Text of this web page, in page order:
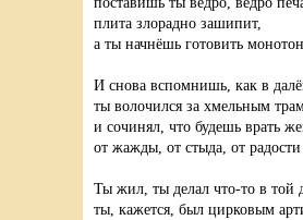
плита злорадно зашипит,
а ты начнёшь готовить
И снова вспомнишь, как в
ты волочился за хмельным
и сочинял, что будешь врать
от жажды, от стыда, от радости
Ты жил, ты делал что-то в той
ты, кажется, был цирковым